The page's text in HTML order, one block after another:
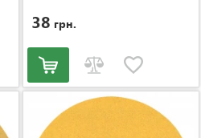
38 грн.